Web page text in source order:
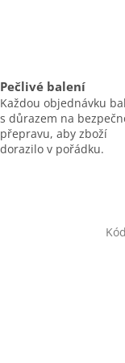
Pečlivé balení
Každou objednávku
s důrazem na
přepravu, aby zboží
dorazilo v pořádku.